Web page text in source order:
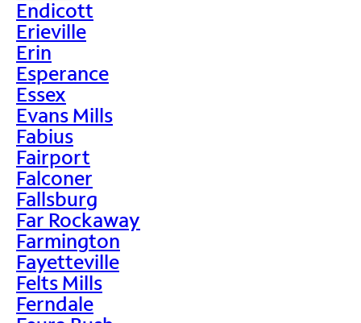
Endicott
Erieville
Erin
Esperance
Essex
Evans Mills
Fabius
Fairport
Falconer
Fallsburg
Far Rockaway
Farmington
Fayetteville
Felts Mills
Ferndale